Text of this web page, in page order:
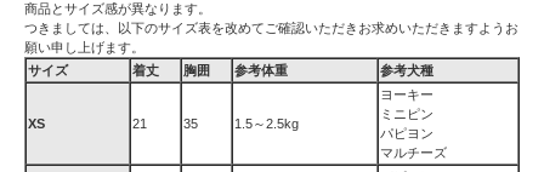
商品とサイズ感が異なります。
つきましては、以下のサイズ表を改めてご確認いただきお求めいただきますようお
願い申し上げます。
サイズ
着丈 胸囲 参考体重 参考犬種
XS 21 35 1.5～2.5kg
ヨーキー
ミニピン
パピヨン
マルチーズ